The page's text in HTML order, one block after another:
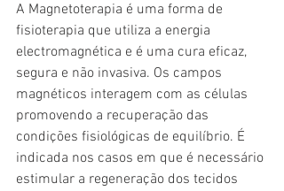
A Magnetoterapia é uma forma de
fisioterapia que utiliza a energia
electromagnética e é uma cura eficaz,
segura e não invasiva. Os campos
magnéticos interagem com as células
promovendo a recuperação das
condições fisiológicas de equilíbrio. É
indicada nos casos em que é necessário
estimular a regeneração dos tecidos